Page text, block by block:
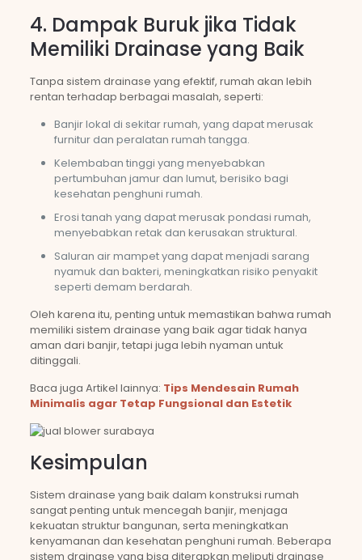
4. Dampak Buruk jika Tidak
Memiliki Drainase yang Baik
Tanpa sistem drainase yang efektif, rumah akan lebih
rentan terhadap berbagai masalah, seperti:
Banjir lokal di sekitar rumah, yang dapat merusak
furnitur dan peralatan rumah tangga.
Kelembaban tinggi yang menyebabkan
pertumbuhan jamur dan lumut, berisiko bagi
kesehatan penghuni rumah.
Erosi tanah yang dapat merusak pondasi rumah,
menyebabkan retak dan kerusakan struktural.
Saluran air mampet yang dapat menjadi sarang
nyamuk dan bakteri, meningkatkan risiko penyakit
seperti demam berdarah.
Oleh karena itu, penting untuk memastikan bahwa rumah
memiliki sistem drainase yang baik agar tidak hanya
aman dari banjir, tetapi juga lebih nyaman untuk
ditinggali.
Baca juga Artikel lainnya: Tips Mendesain Rumah
Minimalis agar Tetap Fungsional dan Estetik
Kesimpulan
Sistem drainase yang baik dalam konstruksi rumah
sangat penting untuk mencegah banjir, menjaga
kekuatan struktur bangunan, serta meningkatkan
kenyamanan dan kesehatan penghuni rumah. Beberapa
sistem drainase yang bisa diterapkan meliputi drainase